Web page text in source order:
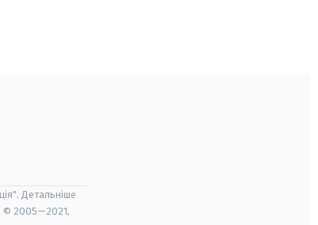
Детальніше
© 2005—2021,